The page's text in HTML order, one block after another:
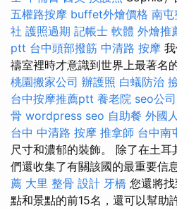
五權路按摩 buffet外燴價格 南屯
社 護照過期 記帳士 軟體 外燴推
ptt 台中頭部撥筋 中清路 按摩
禱室裡時才意識到世界上最著名
桃園搬家公司 辦護照 白蟻防治
台中按摩推薦ptt 養老院 seo公司
骨 wordpress seo 自助餐 外國
台中 中清路 按摩 推拿師 台中南
尺寸和濃郁的裝飾。 除了在土
們還收集了有關該國的最重要信
薦 大里 整骨 設計 牙橋 您還將
點和景點的前15名，還可以幫助